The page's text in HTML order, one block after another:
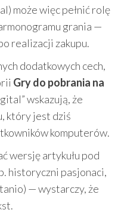
może więc pełnić rolę
grania —
realizacji zakupu.
dodatkowych cech,
Gry do pobrania na
wskazują, że
który jest dziś
komputerów.
wersję artykułu pod
historyczni pasjonaci,
— wystarczy, że